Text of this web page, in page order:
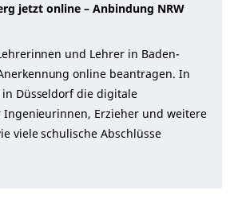
jetzt online – Anbindung NRW
und Lehrer in Baden-
online beantragen. In
in Düsseldorf die digitale
Erzieher und weitere
viele schulische Abschlüsse